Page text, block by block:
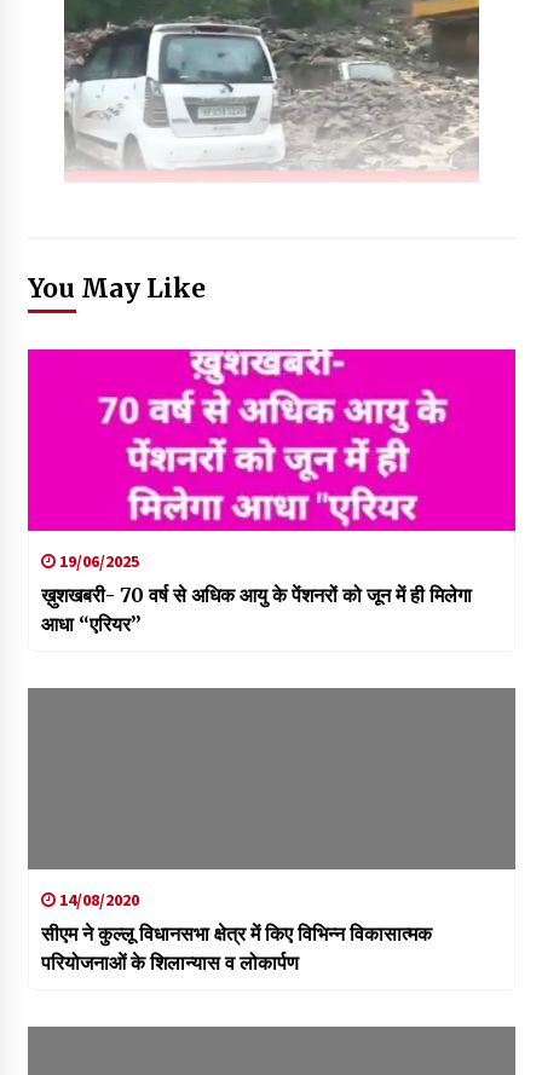
You May Like
19/06/2025
ख़ुशखबरी- 70 वर्ष से अधिक आयु के पेंशनरों को जून में ही मिलेगा
आधा “एरियर”
14/08/2020
सीएम ने कुल्लू विधानसभा क्षेत्र में किए विभिन्न विकासात्मक
परियोजनाओं के शिलान्यास व लोकार्पण